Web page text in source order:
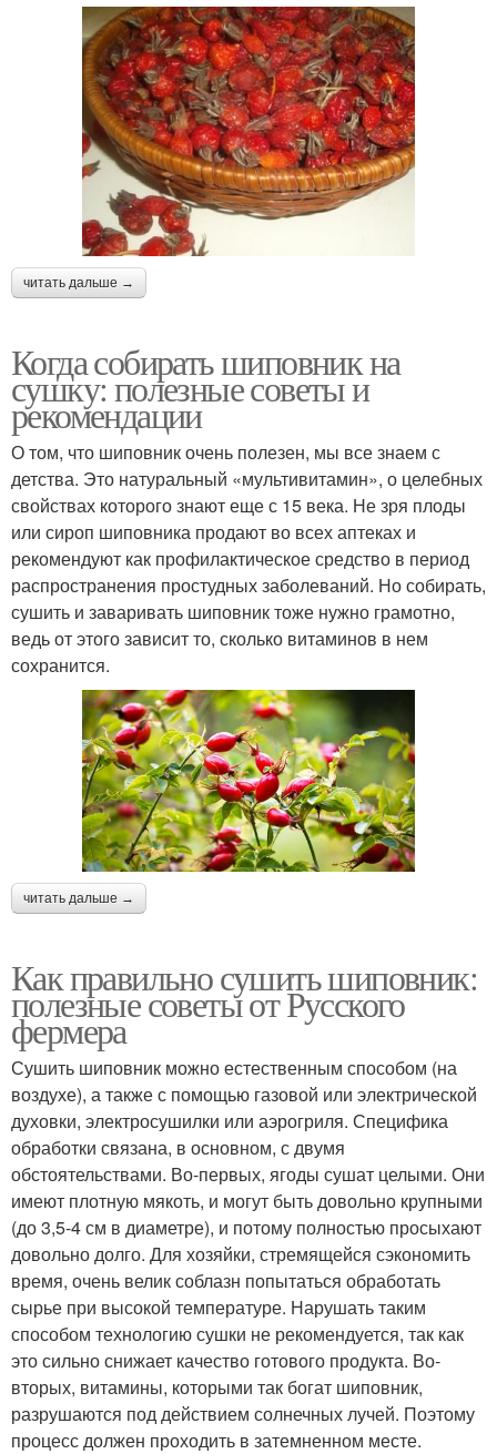
читать дальше →
Когда собирать шиповник на
сушку: полезные советы и
рекомендации
О том, что шиповник очень полезен, мы все знаем с
детства. Это натуральный «мультивитамин», о целебных
свойствах которого знают еще с 15 века. Не зря плоды
или сироп шиповника продают во всех аптеках и
рекомендуют как профилактическое средство в период
распространения простудных заболеваний. Но собирать,
сушить и заваривать шиповник тоже нужно грамотно,
ведь от этого зависит то, сколько витаминов в нем
сохранится.
читать дальше →
Как правильно сушить шиповник:
полезные советы от Русского
фермера
Сушить шиповник можно естественным способом (на
воздухе), а также с помощью газовой или электрической
духовки, электросушилки или аэрогриля. Специфика
обработки связана, в основном, с двумя
обстоятельствами. Во-первых, ягоды сушат целыми. Они
имеют плотную мякоть, и могут быть довольно крупными
(до 3,5-4 см в диаметре), и потому полностью просыхают
довольно долго. Для хозяйки, стремящейся сэкономить
время, очень велик соблазн попытаться обработать
сырье при высокой температуре. Нарушать таким
способом технологию сушки не рекомендуется, так как
это сильно снижает качество готового продукта. Во-
вторых, витамины, которыми так богат шиповник,
разрушаются под действием солнечных лучей. Поэтому
процесс должен проходить в затемненном месте.